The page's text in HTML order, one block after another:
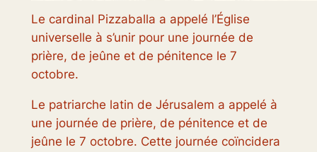
Le cardinal Pizzaballa a appelé l’Église
universelle à s’unir pour une journée de
prière, de jeûne et de pénitence le 7
octobre.
Le patriarche latin de Jérusalem a appelé à
une journée de prière, de pénitence et de
jeûne le 7 octobre. Cette journée coïncidera